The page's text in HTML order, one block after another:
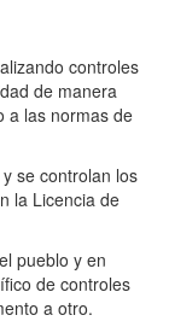
controles
de manera
a las normas de
se controlan los
la Licencia de
pueblo y en
de controles
a otro.